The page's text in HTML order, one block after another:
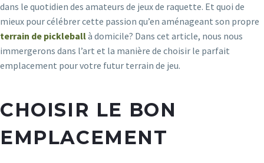
dans le quotidien des amateurs de jeux de raquette. Et quoi de
mieux pour célébrer cette passion qu’en aménageant son propre
terrain de pickleballà domicile? Dans cet article, nous nous
immergerons dans l’art et la manière de choisir le parfait
emplacement pour votre futur terrain de jeu.
CHOISIR LE BON
EMPLACEMENT